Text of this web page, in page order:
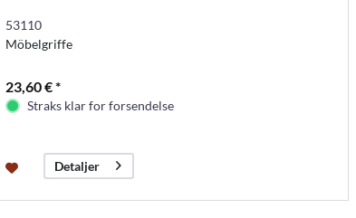
53110
Möbelgriffe
23,60 € *
Straks klar for forsendelse
Detaljer